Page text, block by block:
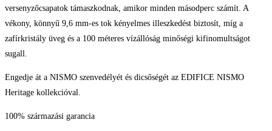
versenyzőcsapatok támaszkodnak, amikor minden másodperc számít. A
vékony, könnyű 9,6 mm-es tok kényelmes illeszkedést biztosít, míg a
zafírkristály üveg és a 100 méteres vízállóság minőségi kifinomultságot
sugall.
Engedje át a NISMO szenvedélyét és dicsőségét az EDIFICE NISMO
Heritage kollekcióval.
100% származási garancia